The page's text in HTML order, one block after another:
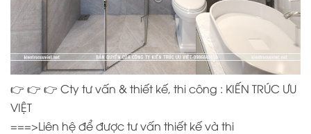
👉 👉 👉 Cty tư vấn & thiết kế, thi công : KIẾN TRÚC ƯU
VIỆT
===>Liên hệ để được tư vấn thiết kế và thi